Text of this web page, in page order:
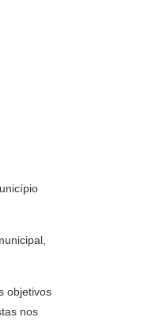
objetivos
nos